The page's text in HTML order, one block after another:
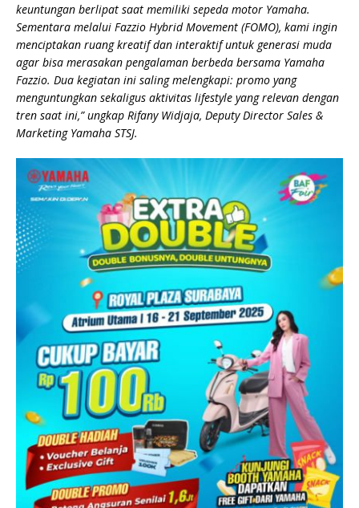
keuntungan berlipat saat memiliki sepeda motor Yamaha.
Sementara melalui Fazzio Hybrid Movement (FOMO), kami ingin
menciptakan ruang kreatif dan interaktif untuk generasi muda
agar bisa merasakan pengalaman berbeda bersama Yamaha
Fazzio. Dua kegiatan ini saling melengkapi: promo yang
menguntungkan sekaligus aktivitas lifestyle yang relevan dengan
tren saat ini,” ungkap Rifany Widjaja, Deputy Director Sales &
Marketing Yamaha STSJ.